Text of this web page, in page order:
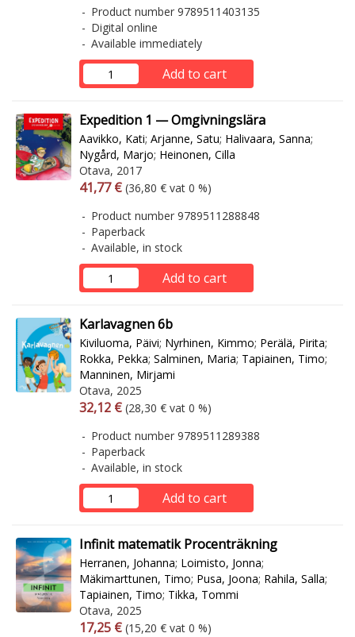
Product number 9789511403135
Digital online
Available immediately
Add to cart
Expedition 1 — Omgivningslära
Aavikko, Kati; Arjanne, Satu; Halivaara, Sanna;
Nygård, Marjo; Heinonen, Cilla
Otava, 2017
Arvonlisäverollinen hinta
41,77 € Excl. vat
(36,80 € vat 0 %)
Product number 9789511288848
Paperback
Available, in stock
Add to cart
Karlavagnen 6b
Kiviluoma, Päivi; Nyrhinen, Kimmo; Perälä, Pirita;
Rokka, Pekka; Salminen, Maria; Tapiainen, Timo;
Manninen, Mirjami
Otava, 2025
Arvonlisäverollinen hinta
32,12 € Excl. vat
(28,30 € vat 0 %)
Product number 9789511289388
Paperback
Available, in stock
Add to cart
Infinit matematik Procenträkning
Herranen, Johanna; Loimisto, Jonna;
Mäkimarttunen, Timo; Pusa, Joona; Rahila, Salla;
Tapiainen, Timo; Tikka, Tommi
Otava, 2025
Arvonlisäverollinen hinta
17,25 € Excl. vat
(15,20 € vat 0 %)